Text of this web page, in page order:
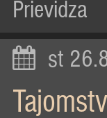
Prievidza
st